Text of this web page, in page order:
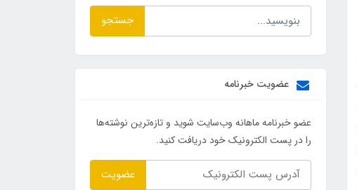
جستجو
عضویت خبرنامه
عضو خبرنامه ماهانه وب‌سایت شوید و تازه‌ترین نوشته‌ها
را در پست الکترونیک خود دریافت کنید.
عضویت